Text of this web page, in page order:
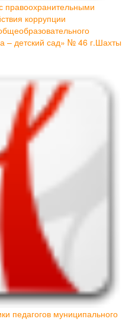
правоохранительными
коррупции
– детский сад» № 46 г.Шахты
педагогов муниципального